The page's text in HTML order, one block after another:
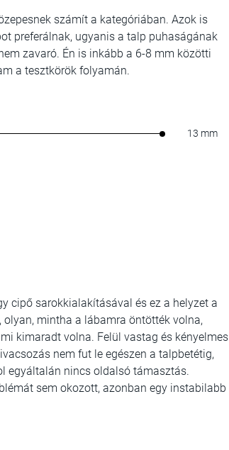
számít a kategóriában. Azok is
preferálnak, ugyanis a talp puhaságának
zavaró. Én is inkább a 6-8 mm közötti
a tesztkörök folyamán.
13 mm
cipő sarokkialakításával és ez a helyzet a
mintha a lábamra öntötték volna,
kimaradt volna. Felül vastag és kényelmes
nem fut le egészen a talpbetétig,
egyáltalán nincs oldalsó támasztás.
sem okozott, azonban egy instabilabb